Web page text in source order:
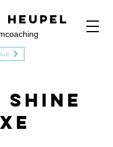
heupel